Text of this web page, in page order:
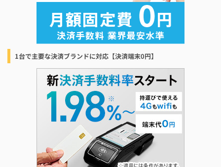
1台で主要な決済ブランドに対応【決済端末0円】